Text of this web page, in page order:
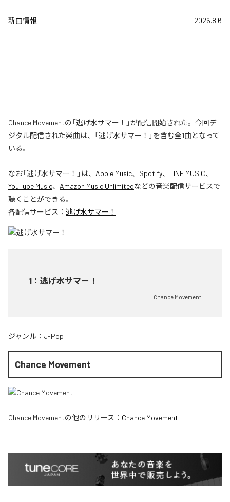
新曲情報 2026.8.6
Chance Movementの「逃げ水サマー！」が配信開始された。今回デ
ジタル配信された楽曲は、「逃げ水サマー！」を含む全1曲となって
いる。
なお「逃げ水サマー！ 」は、 Apple Music、 Spotify、 LINE MUSIC、
YouTube Music、 Amazon Music Unlimitedなどの音楽配信サービスで
聴くことができる。
各配信サービス： 逃げ水サマー！
1 ： 逃げ水サマー！
Chance Movement
ジャンル： J-Pop
Chance Movement
Chance Movementの他のリリース： Chance Movement